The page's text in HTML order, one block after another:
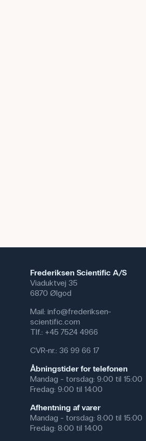
Frederiksen Scientific A/S
Viaduktvej 35
6870 Ølgod
Mail: info@frederiksen-
scientific.com
Tlf.: +45 7524 4966
CVR-nr.: 36 99 66 17
Åbningstider for telefonen
Mandag - torsdag: 9:00 til 15:00
Fredag: 9:00 til 14:00
Afhentning af varer
Mandag - torsdag: 8:00 til 15:00
Fredag: 8:00 til 14:00